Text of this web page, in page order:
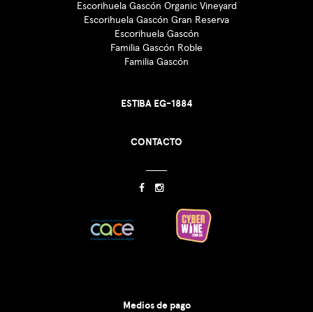
Escorihuela Gascón Organic Vineyard
Escorihuela Gascón Gran Reserva
Escorihuela Gascón
Familia Gascón Roble
Familia Gascón
ESTIBA EG-1884
CONTACTO
Medios de pago